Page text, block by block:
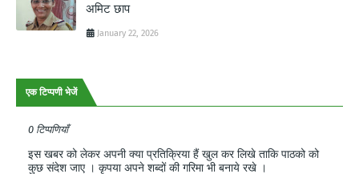
अमिट छाप
January 22, 2026
एक टिप्पणी भेजें
0 टिप्पणियाँ
इस खबर को लेकर अपनी क्या प्रतिक्रिया हैं खुल कर लिखे ताकि पाठको को
कुछ संदेश जाए । कृपया अपने शब्दों की गरिमा भी बनाये रखे ।